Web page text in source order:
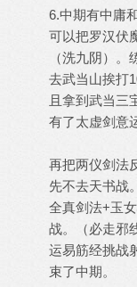
6.中期有中庸
可以把罗汉伏
（洗九阴）。
去武当山挨打
且拿到武当三
有了太虚剑意
再把两仪剑法
先不去天书战。
全真剑法+玉
战。（必走邪
运易筋经挑战
束了中期。